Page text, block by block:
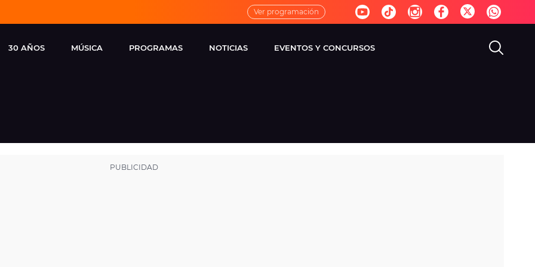
Ver programación
30 AÑOS MÚSICA
FM
PROGRAMAS
VIRALES
NOTICIAS EVENTOS Y CONCURSOS